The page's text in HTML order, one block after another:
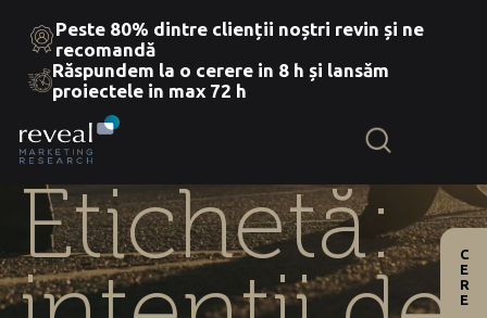
Skip
the
content
Peste 80% dintre clienții noștri revin și ne
recomandă
Răspundem la o cerere in 8 h și lansăm
proiectele in max 72 h
Etichetă: